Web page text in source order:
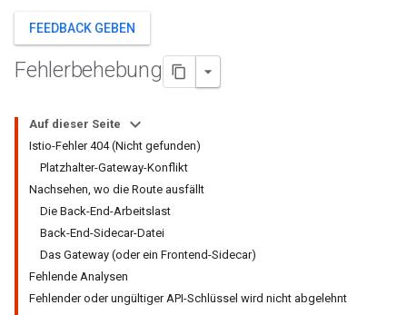
FEEDBACK GEBEN
Fehlerbehebung
Auf dieser Seite
Istio-Fehler 404 (Nicht gefunden)
Platzhalter-Gateway-Konflikt
Nachsehen, wo die Route ausfällt
Die Back-End-Arbeitslast
Back-End-Sidecar-Datei
Das Gateway (oder ein Frontend-Sidecar)
Fehlende Analysen
Fehlender oder ungültiger API-Schlüssel wird nicht abgelehnt